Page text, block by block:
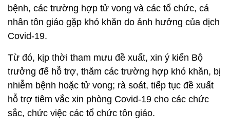
bệnh, các trường hợp tử vong và các tổ chức, cá
nhân tôn giáo gặp khó khăn do ảnh hưởng của dịch
Covid-19.
Từ đó, kịp thời tham mưu đề xuất, xin ý kiến Bộ
trưởng để hỗ trợ, thăm các trường hợp khó khăn, bị
nhiễm bệnh hoặc tử vong; rà soát, tiếp tục đề xuất
hỗ trợ tiêm vắc xin phòng Covid-19 cho các chức
sắc, chức việc các tổ chức tôn giáo.